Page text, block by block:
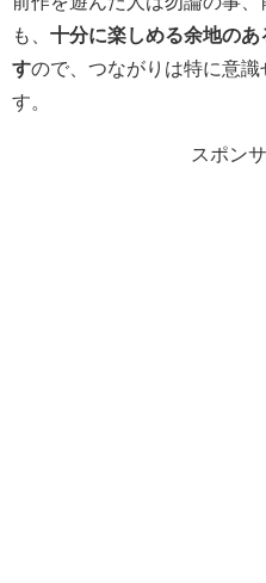
も、 十分に楽しめる余地の
すので、つながりは特に意
す。
スポン